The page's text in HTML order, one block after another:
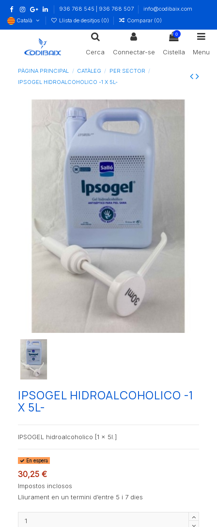
936 768 545 | 936 768 507
info@codibaix.com
Català
Llista de desitjos (0) Comparar (0)
Cerca Connectar-se
0
Cistella Menu
PÀGINA PRINCIPAL CATÀLEG
PER SECTOR
IPSOGEL HIDROALCOHOLICO -1 X 5L-
IPSOGEL HIDROALCOHOLICO -1
X 5L-
IPSOGEL hidroalcoholico [1 x 5l.]
En espera
30,25 €
Impostos inclosos
Lliurament en un termini d’entre 5 i 7 dies